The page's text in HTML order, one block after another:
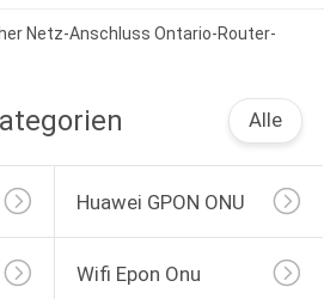
Netz-Anschluss Ontario-Router-
Alle
Huawei GPON ONU
Wifi Epon Onu